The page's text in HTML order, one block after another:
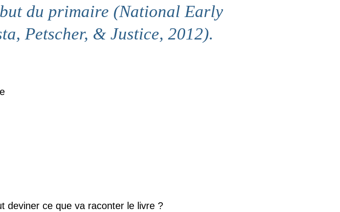
du primaire (National Early
Petscher, & Justice, 2012).
deviner ce que va raconter le livre ?